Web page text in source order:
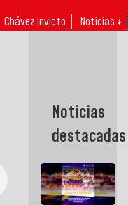
Chávez invicto Noticias ↓
Noticias
destacadas